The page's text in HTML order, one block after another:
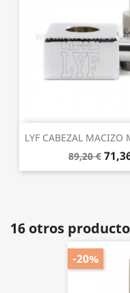
LYF CABEZAL MACIZO
89,20 €
16 otros
-20%